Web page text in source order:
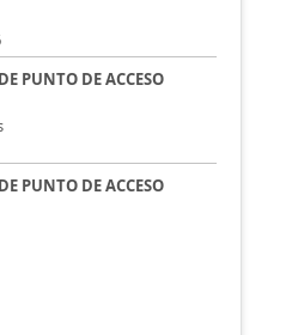
PUNTO DE ACCESO
PUNTO DE ACCESO